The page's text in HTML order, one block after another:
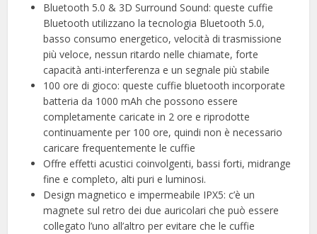
Bluetooth 5.0 & 3D Surround Sound: queste cuffie
Bluetooth utilizzano la tecnologia Bluetooth 5.0,
basso consumo energetico, velocità di trasmissione
più veloce, nessun ritardo nelle chiamate, forte
capacità anti-interferenza e un segnale più stabile
100 ore di gioco: queste cuffie bluetooth incorporate
batteria da 1000 mAh che possono essere
completamente caricate in 2 ore e riprodotte
continuamente per 100 ore, quindi non è necessario
caricare frequentemente le cuffie
Offre effetti acustici coinvolgenti, bassi forti, midrange
fine e completo, alti puri e luminosi.
Design magnetico e impermeabile IPX5: c’è un
magnete sul retro dei due auricolari che può essere
collegato l’uno all’altro per evitare che le cuffie